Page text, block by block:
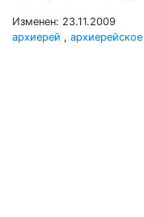
Изменен: 23.11.2009
архиерей ,